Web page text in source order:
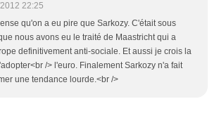
22:25
qu'on a eu pire que Sarkozy. C'était sous
nous avons eu le traité de Maastricht qui a
definitivement anti-sociale. Et aussi je crois la
/> l'euro. Finalement Sarkozy n'a fait
une tendance lourde.<br />